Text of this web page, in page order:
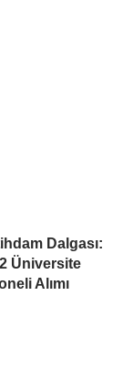
Dalgası:
Üniversite
Alımı